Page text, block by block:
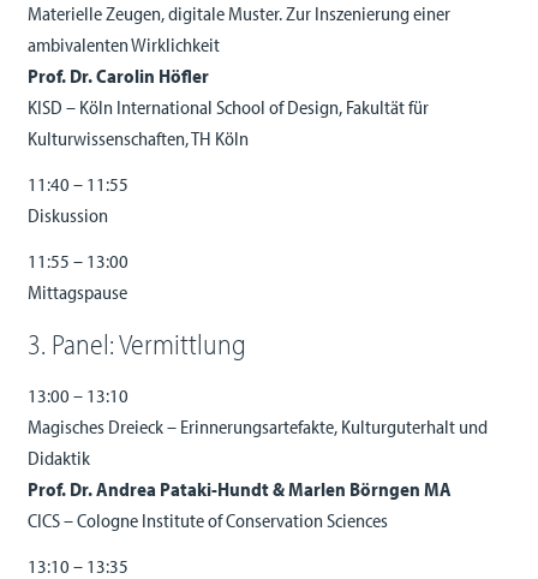
Materielle Zeugen, digitale Muster. Zur Inszenierung einer
ambivalenten Wirklichkeit
Prof. Dr. Carolin Höfler
KISD – Köln International School of Design, Fakultät für
Kulturwissenschaften, TH Köln
11:40 – 11:55
Diskussion
11:55 – 13:00
Mittagspause
3. Panel: Vermittlung
13:00 – 13:10
Magisches Dreieck – Erinnerungsartefakte, Kulturguterhalt und
Didaktik
Prof. Dr. Andrea Pataki-Hundt & Marlen Börngen MA
CICS – Cologne Institute of Conservation Sciences
13:10 – 13:35